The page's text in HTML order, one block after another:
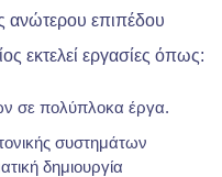
ανώτερου επιπέδου
εκτελεί εργασίες όπως:
σε πολύπλοκα έργα.
συστημάτων
δημιουργία